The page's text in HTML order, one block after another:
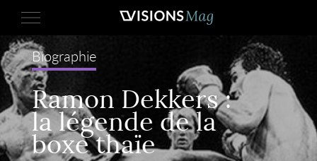
Biographie
Ramon Dekkers :
la légende de la
boxe thaïe